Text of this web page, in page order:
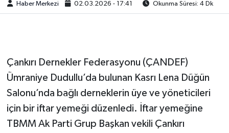
Haber Merkezi 02.03.2026 - 17:41 Okunma Süresi: 4 Dk
Çankırı Dernekler Federasyonu (ÇANDEF)
Ümraniye Dudullu’da bulunan Kasrı Lena Düğün
Salonu’nda bağlı derneklerin üye ve yöneticileri
için bir iftar yemeği düzenledi. İftar yemeğine
TBMM Ak Parti Grup Başkan vekili Çankırı